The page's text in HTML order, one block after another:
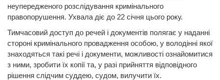
неупередженого розслідування кримінального
правопорушення. Ухвала діє до 22 січня цього року.
Тимчасовий доступ до речей і документів полягає у наданні
стороні кримінального провадження особою, у володінні якої
знаходяться такі речі і документи, можливості ознайомитися
з ними, зробити їх копії та, у разі прийняття відповідного
рішення слідчим суддею, судом, вилучити їх.